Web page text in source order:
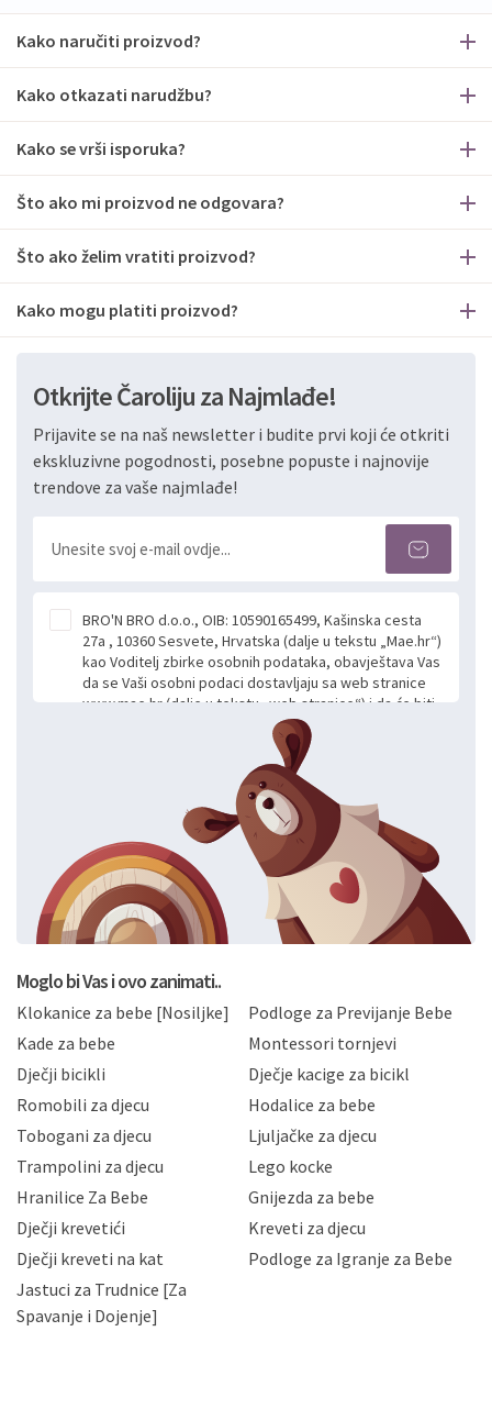
Kako naručiti proizvod?
Kako otkazati narudžbu?
Kako se vrši isporuka?
Što ako mi proizvod ne odgovara?
Što ako želim vratiti proizvod?
Kako mogu platiti proizvod?
Otkrijte Čaroliju za Najmlađe!
Prijavite se na naš newsletter i budite prvi koji će otkriti
ekskluzivne pogodnosti, posebne popuste i najnovije
trendove za vaše najmlađe!
BRO'N BRO d.o.o., OIB: 10590165499, Kašinska cesta
27a , 10360 Sesvete, Hrvatska (dalje u tekstu „Mae.hr“)
kao Voditelj zbirke osobnih podataka, obavještava Vas
da se Vaši osobni podaci dostavljaju sa web stranice
www.mae.hr (dalje u tekstu „web stranice“) i da će biti
obrađeni. Prihvaćanjem ove Izjave smatra se da
slobodno i izričito dajete privolu za prikupljanje i daljnju
obradu Vaših osobnih podataka koje ustupate Mae.hr
putem ovih web stranica u svrhu odgovora i daljnje
komunikacije na Vaš upit poslan kroz kontakt obrazac.
Radi se o dobrovoljnom davanju podataka te ovu
Izjavu niste dužni prihvatiti odnosno niste dužni unositi
svoje osobne podatke u jednu od prijavnih
formi/obrazaca dostupnih na ovim web stranicama.
BRO'N BRO d.o.o. će s Vašim osobnim podacima
postupati sukladno Općoj uredbi o zaštiti podataka
privatnosti i kolačića koju možete pročitati ovdje i
Hrvatske, a uvijek uz primjenu odgovarajućih tehničkih i
sigurnosnih mjera zaštite osobnih podataka od
neovlaštenog pristupa, zlouporabe, otkrivanja,
gubitka ili uništenja. Mae.hr štiti privatnost svojih
korisnika i posjetitelja web stranica, čuva povjerljivost
Vaših osobnih podataka te omogućava pristup i
priopćavanje osobnih podataka samo onim svojim
zaposlenicima kojima su isti potrebni radi provedbe
slučajevima koji su dozvoljeni zakonima. Napominjemo
da možete u svako doba, u potpunosti ili djelomice,
zatražiti prestanak aktivnosti obrade Vaših osobnih
podataka. Opoziv privole možete podnijeti poštom na
gore navedenu adresu ili e-mailom na adresu:
Moglo bi Vas i ovo zanimati..
Klokanice za bebe [Nosiljke]
Podloge za Previjanje Bebe
Kade za bebe
Montessori tornjevi
Dječji bicikli
Dječje kacige za bicikl
Romobili za djecu
Hodalice za bebe
Tobogani za djecu
Ljuljačke za djecu
Trampolini za djecu
Lego kocke
Hranilice Za Bebe
Gnijezda za bebe
Dječji krevetići
Kreveti za djecu
Dječji kreveti na kat
Podloge za Igranje za Bebe
Jastuci za Trudnice [Za
Spavanje i Dojenje]